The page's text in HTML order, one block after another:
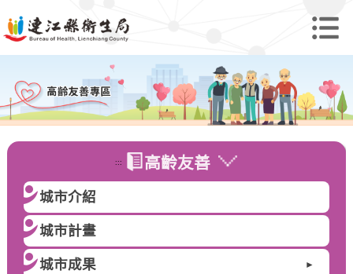
::: 高齡友善
城市介紹
城市計畫
城市成果 ►